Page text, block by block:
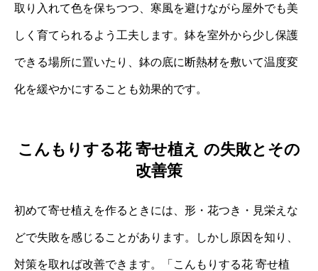
取り入れて色を保ちつつ、寒風を避けながら屋外でも美
しく育てられるよう工夫します。鉢を室外から少し保護
できる場所に置いたり、鉢の底に断熱材を敷いて温度変
化を緩やかにすることも効果的です。
こんもりする花 寄せ植え の失敗とその
改善策
初めて寄せ植えを作るときには、形・花つき・見栄えな
どで失敗を感じることがあります。しかし原因を知り、
対策を取れば改善できます。「こんもりする花 寄せ植